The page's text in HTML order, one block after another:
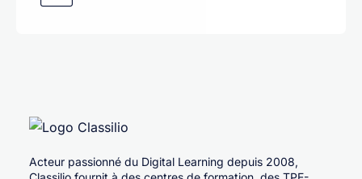
Acteur passionné du Digital Learning depuis 2008,